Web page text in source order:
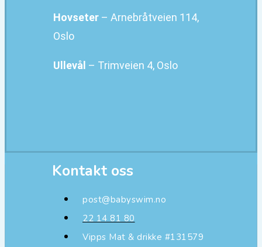
Hovseter – Arnebråtveien 114,
Oslo
Ullevål – Trimveien 4, Oslo
Kontakt oss
post@babyswim.no
22 14 81 80
Vipps Mat & drikke #131579